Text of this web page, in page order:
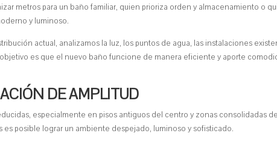
metros para un baño familiar, quien prioriza orden y almacenamiento o
y luminoso.
actual, analizamos la luz, los puntos de agua, las instalaciones
es que el nuevo baño funcione de manera eficiente y aporte
DE AMPLITUD
especialmente en pisos antiguos del centro y zonas consolidadas
posible lograr un ambiente despejado, luminoso y sofisticado.